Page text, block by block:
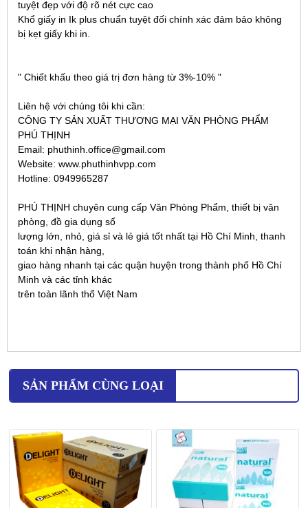
tuyệt đẹp với độ rõ nét cực cao
Khổ giấy in Ik plus chuẩn tuyệt đối chính xác đảm bảo không
bị kẹt giấy khi in.
" Chiết khấu theo giá trị đơn hàng từ 3%-10% "
Liên hệ với chúng tôi khi cần:
CÔNG TY SẢN XUẤT THƯƠNG MẠI VĂN PHÒNG PHẨM
PHÚ THỊNH
Email: phuthinh.office@gmail.com
Website: www.phuthinhvpp.com
Hotline: 0949965287
PHÚ THỊNH chuyên cung cấp Văn Phòng Phẩm, thiết bị văn
phòng, đồ gia dụng số
lượng lớn, nhỏ, giá sỉ và lẻ giá tốt nhất tại Hồ Chí Minh, thanh
toán khi nhận hàng,
giao hàng nhanh tại các quận huyện trong thành phố Hồ Chí
Minh và các tỉnh khác
trên toàn lãnh thổ Việt Nam
SẢN PHẨM CÙNG LOẠI